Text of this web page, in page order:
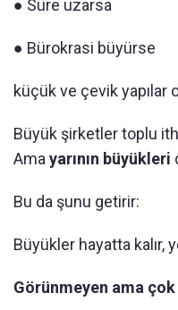
● Süre uzarsa
● Bürokrasi büyürse
küçük ve çevik yapılar
Büyük şirketler toplu
Ama yarının büyükleri
Bu da şunu getirir:
Büyükler hayatta kalır,
Görünmeyen ama